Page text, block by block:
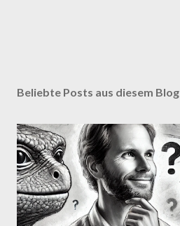
Beliebte Posts aus diesem Blog